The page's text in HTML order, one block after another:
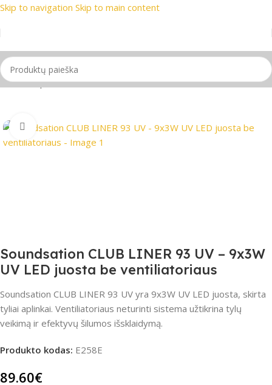
Skip to navigation Skip to main content
📦 Nemokamas
Pradžia/Apšvietimas/LED šviesos/LED BAR šviestuvai
Spustelėkite, jei norite padidinti
Soundsation CLUB LINER 93 UV – 9x3W
UV LED juosta be ventiliatoriaus
Soundsation CLUB LINER 93 UV yra 9x3W UV LED juosta, skirta
tyliai aplinkai. Ventiliatoriaus neturinti sistema užtikrina tylų
veikimą ir efektyvų šilumos išsklaidymą.
Produkto kodas: E258E
89.60€